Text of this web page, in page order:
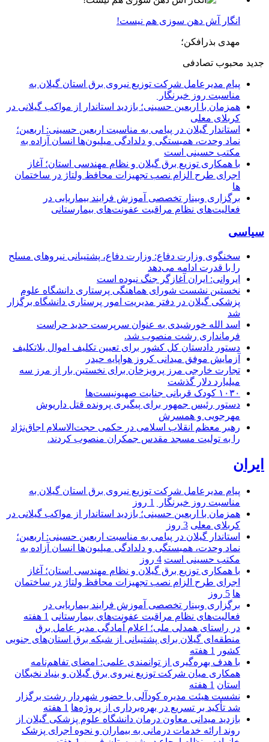
انگار آش دهن سوزی هم نیست!
مهدی بذرافکن؛
جدید محبوب تصادفی
پیام مدیرعامل شركت توزیع نیروی برق استان گیلان به
مناسبت روز خبرنگار ‌
همزمان با اربعین حسینی؛ بازدید استاندار از مواکب گیلانی در
کربلای معلی
استاندار گیلان در پیامی به مناسبت اربعین حسینی: اربعین؛
نماد وحدت، همبستگی و دلدادگی میلیون‌ها انسان آزاده به
مکتب حسینی است
با همکاری توزیع برق گیلان و نظام مهندسی استان؛ آغاز
اجرای طرح الزام نصب تجهیزات محافظ ولتاژ در ساختمان
ها
برگزاری وبینار تخصصی آموزش فرایند بیماریابی در
فعالیت‌های نظام مراقبت عفونت‌های بیمارستانی
سیاسی
سخنگوی وزارت دفاع: وزارت دفاع، پشتیبانی نیرو‌های مسلح
را با قدرت ادامه می‌دهد
ایروانی: ایران آغازگر جنگ نبوده است
نخستین نشست شورای هماهنگی پرستاری دانشگاه علوم
پزشکی گیلان در دفتر مدیریت امور پرستاری دانشگاه برگزار
شد
اسد الله خورشیدی به عنوان سرپرست جدید حراست
فرمانداری رشت منصوب شد.
دستور دادستان کل کشور برای تعیین تکلیف اموال بلاتکلیف
آزمایش موفق میدانی کروز هواپایه حیدر
تجارت خارجی مرز پرویزخان برای نخستین بار از مرز سه
میلیارد دلار گذشت
۱۰۳۰ کودک قربانی جنایت صهیونیست‌ها
دستور رئیس جمهور برای پیگیری پرونده قتل داریوش
مهرجویی و همسرش
رهبر معظم انقلاب اسلامی در حکمی حجت‌الاسلام اجاق‌نژاد
را به تولیت مسجد مقدس جمکران منصوب کردند.
ایران
پیام مدیرعامل شركت توزیع نیروی برق استان گیلان به
مناسبت روز خبرنگار ‌
1 روز
همزمان با اربعین حسینی؛ بازدید استاندار از مواکب گیلانی در
کربلای معلی 3 روز
استاندار گیلان در پیامی به مناسبت اربعین حسینی: اربعین؛
نماد وحدت، همبستگی و دلدادگی میلیون‌ها انسان آزاده به
مکتب حسینی است 4 روز
با همکاری توزیع برق گیلان و نظام مهندسی استان؛ آغاز
اجرای طرح الزام نصب تجهیزات محافظ ولتاژ در ساختمان
ها 5 روز
برگزاری وبینار تخصصی آموزش فرایند بیماریابی در
فعالیت‌های نظام مراقبت عفونت‌های بیمارستانی 1 هفته
در راستای همدلی ملی؛ اعلام آمادگی مدیر عامل برق
منطقه‌ای گیلان برای پشتیبانی از شبكه برق استان‌های جنوبی
كشور
1 هفته
با هدف بهره‌گیری از توانمندی علمی: امضای تفاهم‌نامه
همكاری میان شركت توزیع نیروی برق گیلان و بنیاد نخبگان
استان 1 هفته
نشست هیئت مدیره کودآلی با حضور شهردار رشت برگزار
شد تأکید بر تسریع در بهره‌برداری از پروژه‌ها 1 هفته
بازدید میدانی معاون درمان دانشگاه علوم پزشکی گیلان از
روند ارائه خدمات درمانی به بیماران و نحوه اجرای پزشک